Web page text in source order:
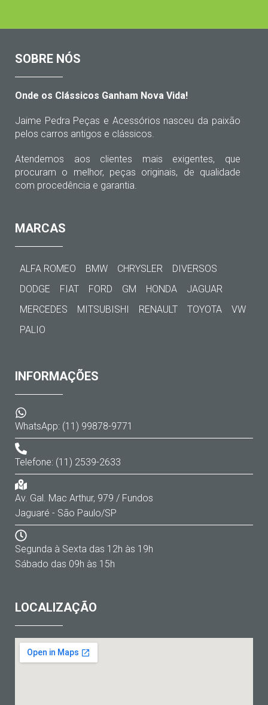
SOBRE NÓS
Onde os Clássicos Ganham Nova Vida!
Jaime Pedra Peças e Acessórios nasceu da paixão
pelos carros antigos e clássicos.
Atendemos aos clientes mais exigentes, que
procuram o melhor, peças originais, de qualidade
com procedência e garantia.
MARCAS
ALFA ROMEO BMW CHRYSLER
DIVERSOS
DODGE
FIAT FORD GM HONDA
JAGUAR
MERCEDES
MITSUBISHI RENAULT TOYOTA
VW
PALIO
INFORMAÇÕES
WhatsApp: (11) 99878-9771
Telefone: (11) 2539-2633
Av. Gal. Mac Arthur, 979 / Fundos
Jaguaré - São Paulo/SP
Segunda à Sexta das 12h às 19h
Sábado das 09h às 15h
LOCALIZAÇÃO